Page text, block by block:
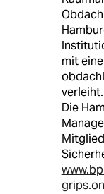
mit
verleiht.
Die